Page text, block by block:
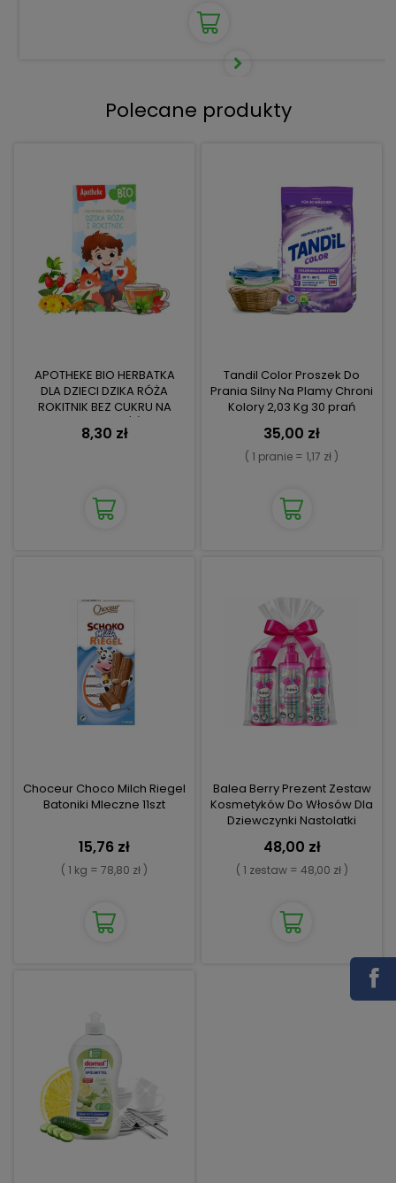
Polecane produkty
APOTHEKE BIO HERBATKA
DLA DZIECI DZIKA RÓŻA
ROKITNIK BEZ CUKRU NA
8,30 zł
Tandil Color Proszek Do
Prania Silny Na Plamy Chroni
Kolory 2,03 Kg 30 prań
35,00 zł
( 1 pranie = 1,17 zł )
Choceur Choco Milch Riegel
Batoniki Mleczne 11szt
15,76 zł
( 1 kg = 78,80 zł )
Balea Berry Prezent Zestaw
Kosmetyków Do Włosów Dla
Dziewczynki Nastolatki
48,00 zł
( 1 zestaw = 48,00 zł )